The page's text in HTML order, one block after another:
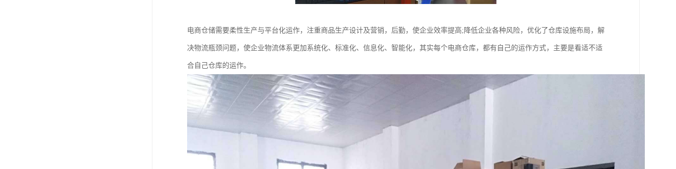
电商仓储需要柔性生产与平台化运作，注重商品生产设计及营销，后勤，使企业效率提高;降低企业各种风险，优化了仓库设施布局，解
决物流瓶颈问题，使企业物流体系更加系统化、标准化、信息化、智能化，其实每个电商仓库，都有自己的运作方式，主要是看适不适
合自己仓库的运作。